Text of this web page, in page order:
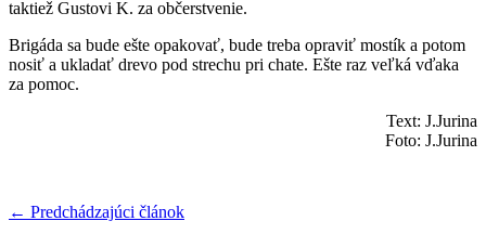
taktiež Gustovi K. za občerstvenie.
Brigáda sa bude ešte opakovať, bude treba opraviť mostík a potom
nosiť a ukladať drevo pod strechu pri chate. Ešte raz veľká vďaka
za pomoc.
Text: J.Jurina
Foto: J.Jurina
← Predchádzajúci článok